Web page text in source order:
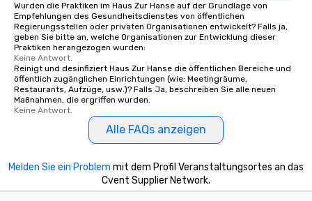
Wurden die Praktiken im Haus Zur Hanse auf der Grundlage von
Empfehlungen des Gesundheitsdienstes von öffentlichen
Regierungsstellen oder privaten Organisationen entwickelt? Falls ja,
geben Sie bitte an, welche Organisationen zur Entwicklung dieser
Praktiken herangezogen wurden:
Keine Antwort.
Reinigt und desinfiziert Haus Zur Hanse die öffentlichen Bereiche und
öffentlich zugänglichen Einrichtungen (wie: Meetingräume,
Restaurants, Aufzüge, usw.)? Falls Ja, beschreiben Sie alle neuen
Maßnahmen, die ergriffen wurden.
Keine Antwort.
Alle FAQs anzeigen
Melden Sie ein Problem mit dem Profil Veranstaltungsortes an das
Cvent Supplier Network.